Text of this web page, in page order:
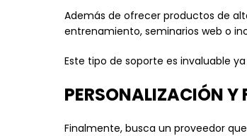
Además de ofrecer productos de
entrenamiento, seminarios web o
Este tipo de soporte es invaluable
PERSONALIZACIÓN Y
Finalmente, busca un proveedor